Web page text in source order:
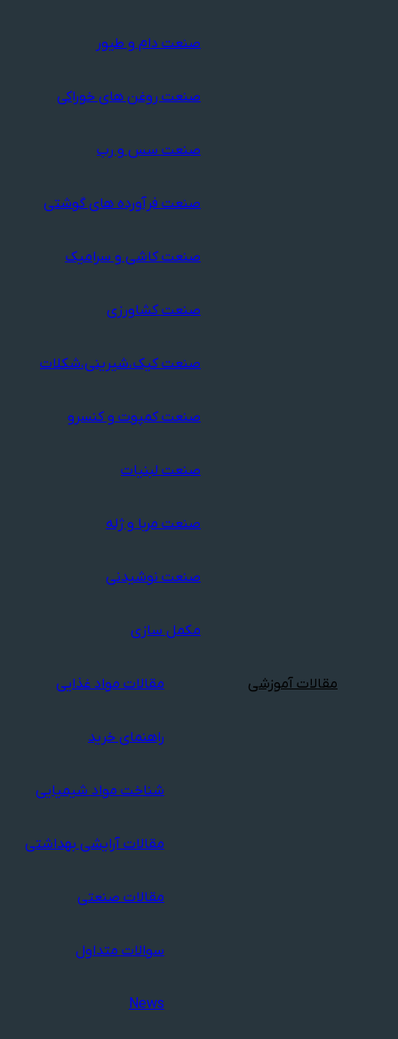
صنعت دام و طیور
صنعت روغن های خوراکی
صنعت سس و رب
صنعت فرآورده های گوشتی
صنعت کاشی و سرامیک
صنعت کشاورزی
صنعت کیک،شیرینی،شکلات
صنعت کمپوت و کنسرو
صنعت لبنیات
صنعت مربا و ژله
صنعت نوشیدنی
مکمل سازی
مقالات آموزشی مقالات مواد غذایی
راهنمای خرید
شناخت مواد شیمیایی
مقالات آرایشی بهداشتی
مقالات صنعتی
سوالات متداول
News